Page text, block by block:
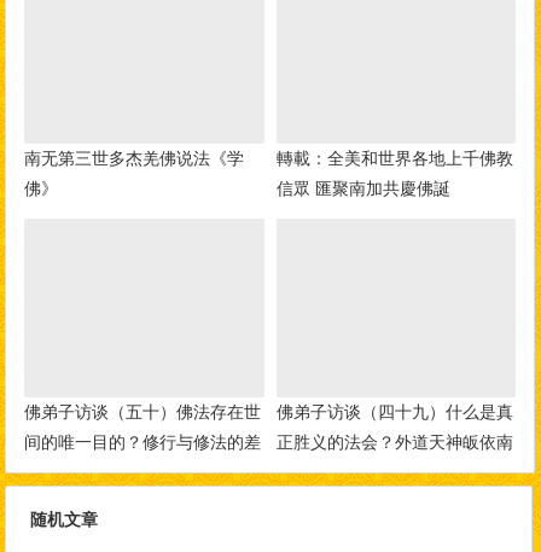
南无第三世多杰羌佛说法《学
佛》
轉載：全美和世界各地上千佛教
信眾 匯聚南加共慶佛誕
佛弟子访谈（五十）佛法存在世
间的唯一目的？修行与修法的差
别，如何做到三业相应？
佛弟子访谈（四十九）什么是真
正胜义的法会？外道天神皈依南
无羌佛的事迹
随机文章